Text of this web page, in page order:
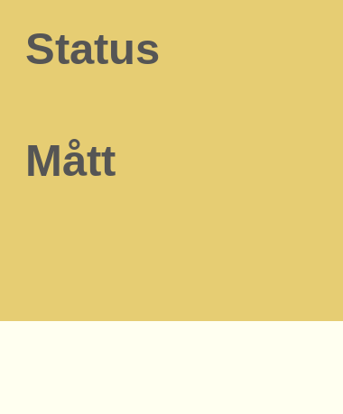
Status
Mått